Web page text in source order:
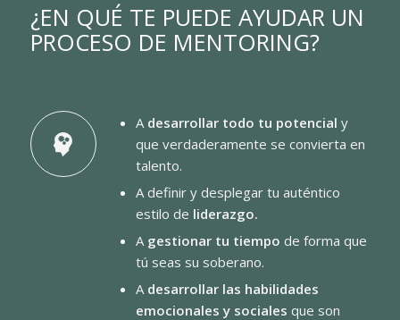
¿EN QUÉ TE PUEDE AYUDAR UN
PROCESO DE MENTORING?
Adesarrollar todo tu potencial y
que verdaderamente se convierta en
talento.
A definir y desplegar tu auténtico
estilo de liderazgo.
A gestionar tu tiempo de forma que
tú seas su soberano.
A desarrollar las habilidades
emocionales y sociales que son